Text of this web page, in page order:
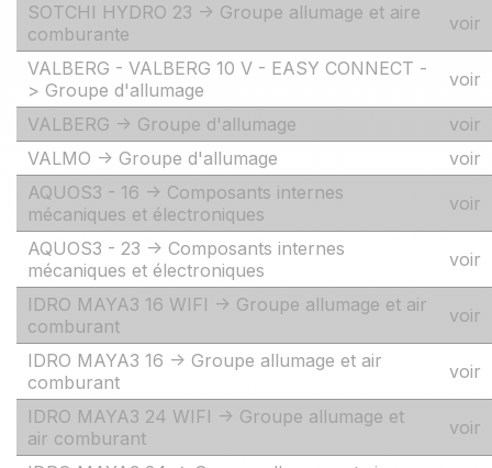
SOTCHI HYDRO 23 -> Groupe allumage et aire
comburante
voir
VALBERG - VALBERG 10 V - EASY CONNECT -
> Groupe d'allumage
voir
VALBERG -> Groupe d'allumage
voir
VALMO -> Groupe d'allumage
voir
AQUOS3 - 16 -> Composants internes
mécaniques et électroniques
voir
AQUOS3 - 23 -> Composants internes
mécaniques et électroniques
voir
IDRO MAYA3 16 WIFI -> Groupe allumage et air
comburant
voir
IDRO MAYA3 16 -> Groupe allumage et air
comburant
voir
IDRO MAYA3 24 WIFI -> Groupe allumage et
air comburant
voir